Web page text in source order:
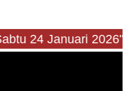
24 Januari